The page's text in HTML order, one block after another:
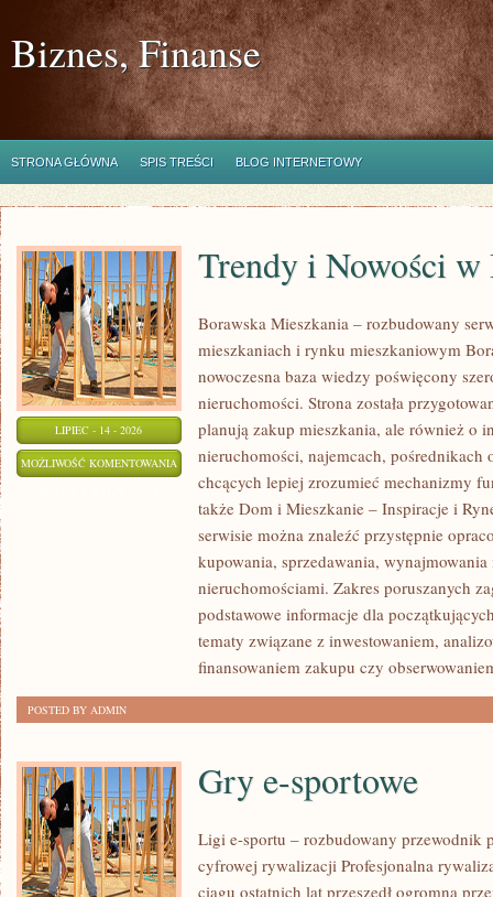
Biznes, Finanse
STRONA GŁÓWNA SPIS TREŚCI BLOG INTERNETOWY
LIPIEC - 14 - 2026
MOŻLIWOŚĆ KOMENTOWANIA TRENDY
NOWOŚCI
BRANŻY
Trendy i Nowości w
Borawska Mieszkania – rozbudowany
mieszkaniach i rynku mieszkaniowym
nowoczesna baza wiedzy poświęcony
nieruchomości. Strona została
planują zakup mieszkania, ale również o
nieruchomości, najemcach,
chcących lepiej zrozumieć mechanizmy
także Dom i Mieszkanie – Inspiracje i
serwisie można znaleźć przystępnie
kupowania, sprzedawania, wynajmowania
nieruchomościami. Zakres poruszanych
podstawowe informacje dla
tematy związane z inwestowaniem,
finansowaniem zakupu czy
POSTED BY ADMIN
Gry e-sportowe
Ligi e-sportu – rozbudowany przewodnik
cyfrowej rywalizacji Profesjonalna
ciągu ostatnich lat przeszedł ogromną